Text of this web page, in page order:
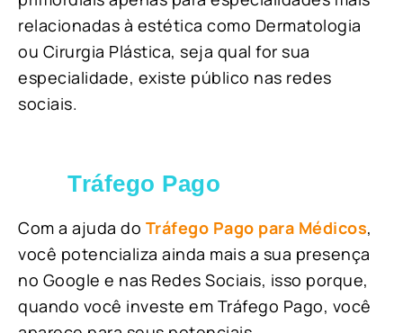
relacionadas à estética como Dermatologia
ou Cirurgia Plástica, seja qual for sua
especialidade, existe público nas redes
sociais.
Tráfego Pago
Com a ajuda do Tráfego Pago para Médicos,
você potencializa ainda mais a sua presença
no Google e nas Redes Sociais, isso porque,
quando você investe em Tráfego Pago, você